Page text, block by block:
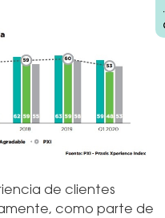
de clientes
como parte de